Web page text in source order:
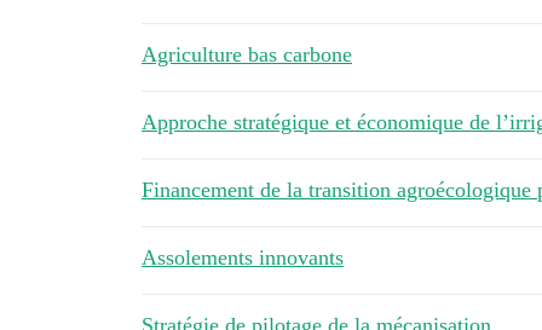
Agriculture bas carbone
Approche stratégique et économique de
Financement de la transition agroécologique
Assolements innovants
Stratégie de pilotage de la mécanisation